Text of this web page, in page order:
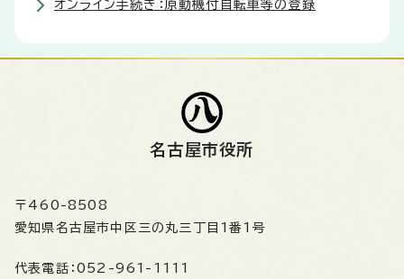
オンライン手続き：原動機付自転車等の登録
名古屋市役所
〒460-8508
愛知県名古屋市中区三の丸三丁目1番1号
代表電話： 052-961-1111